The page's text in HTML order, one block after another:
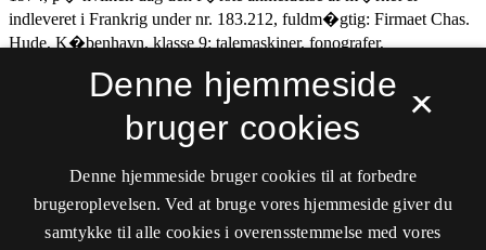
×
Denne hjemmeside
bruger cookies
Denne hjemmeside bruger cookies til at forbedre
brugeroplevelsen. Ved at bruge vores hjemmeside giver du
samtykke til alle cookies i overensstemmelse med vores